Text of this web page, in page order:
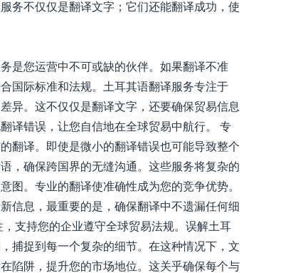
务不仅仅是翻译文字；它们还能翻译成功，使
是您运营中不可或缺的伙伴。如果翻译不准
国际标准和法规。土耳其语翻译服务专注于
异。这不仅仅是翻译文字，还要确保贸易信息
译错误，让您自信地在全球贸易中航行。 专
翻译。即使是微小的翻译错误也可能导致整个
，确保跨国界的无缝沟通。这些服务将复杂的
图。专业的翻译使准确性成为您的竞争优势。
信息，最重要的是，确保翻译中不遗漏任何细
支持您的企业遵守全球贸易法规。误解土耳
捕捉到每一个复杂的细节。在这种情况下，文
陷阱，提升您的市场地位。这关乎确保每个与